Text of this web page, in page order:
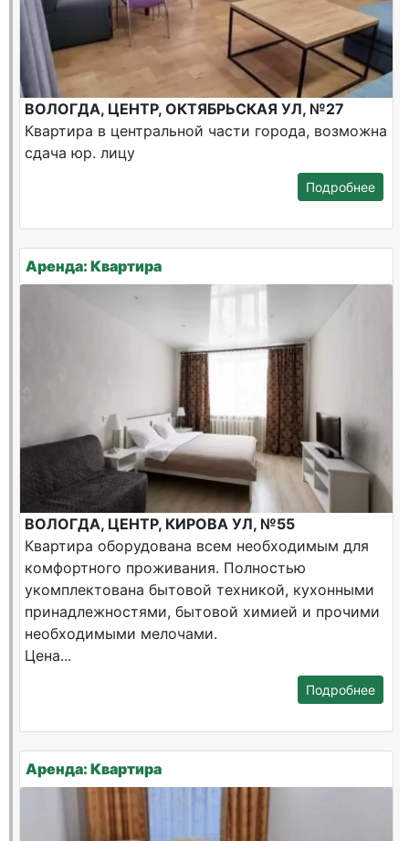
ВОЛОГДА, ЦЕНТР, ОКТЯБРЬСКАЯ УЛ, №27
Квартира в центральной части города, возможна
сдача юр. лицу
Подробнее
Аренда: Квартира
ВОЛОГДА, ЦЕНТР, КИРОВА УЛ, №55
Квартира оборудована всем необходимым для
комфортного проживания. Полностью
укомплектована бытовой техникой, кухонными
принадлежностями, бытовой химией и прочими
необходимыми мелочами.
Цена...
Подробнее
Аренда: Квартира